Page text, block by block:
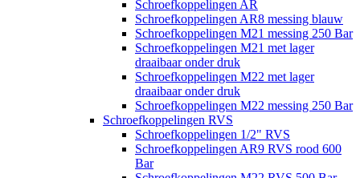
Schroefkoppelingen AR
Schroefkoppelingen AR8 messing blauw
Schroefkoppelingen M21 messing 250 Bar
Schroefkoppelingen M21 met lager
draaibaar onder druk
Schroefkoppelingen M22 met lager
draaibaar onder druk
Schroefkoppelingen M22 messing 250 Bar
Schroefkoppelingen RVS
Schroefkoppelingen 1/2" RVS
Schroefkoppelingen AR9 RVS rood 600
Bar